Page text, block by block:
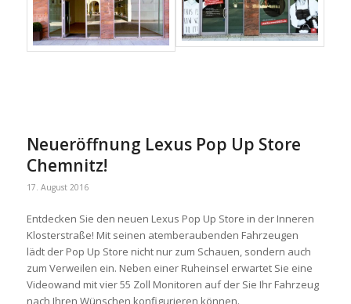
Neueröffnung Lexus Pop Up Store
Chemnitz!
17. August 2016
Entdecken Sie den neuen Lexus Pop Up Store in der Inneren
Klosterstraße! Mit seinen atemberaubenden Fahrzeugen
lädt der Pop Up Store nicht nur zum Schauen, sondern auch
zum Verweilen ein. Neben einer Ruheinsel erwartet Sie eine
Videowand mit vier 55 Zoll Monitoren auf der Sie Ihr Fahrzeug
nach Ihren Wünschen konfigurieren können.